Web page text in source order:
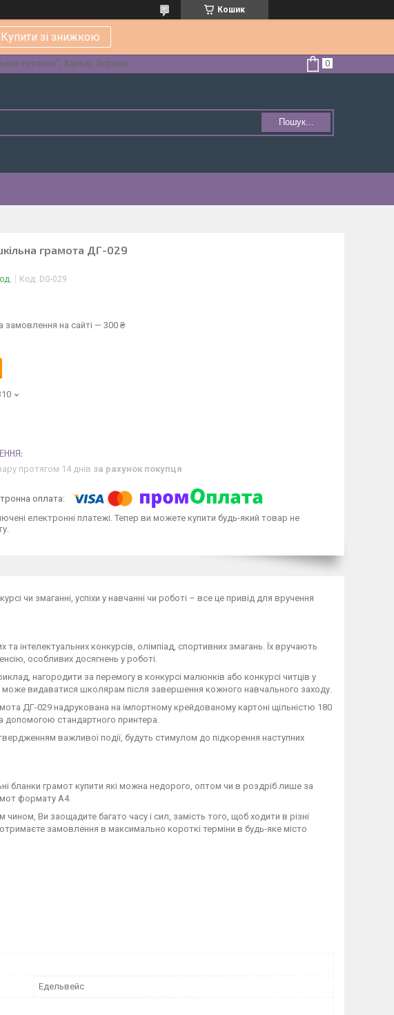
Кошик
Купити зі знижкою
куточок", Харків, Україна
Пошук...
грамота ДГ-029
Код: DG-029
замовлення на сайті — 300 ₴
протягом 14 днів за рахунок покупця
електронні платежі. Тепер ви можете купити будь-який товар не
чи змаганні, успіхи у навчанні чи роботі – все це привід для вручення
інтелектуальних конкурсів, олімпіад, спортивних змагань. Їх вручають
особливих досягнень у роботі.
нагородити за перемогу в конкурсі малюнків або конкурсі читців у
може видаватися школярам після завершення кожного навчального заходу.
ДГ-029 надрукована на імпортному крейдованому картоні щільністю 180
допомогою стандартного принтера.
важливої ​​події, будуть стимулом до підкорення наступних
бланки грамот купити які можна недорого, оптом чи в роздріб лише за
формату А4.
Ви заощадите багато часу і сил, замість того, щоб ходити в різні
замовлення в максимально короткі терміни в будь-яке місто
Едельвейс